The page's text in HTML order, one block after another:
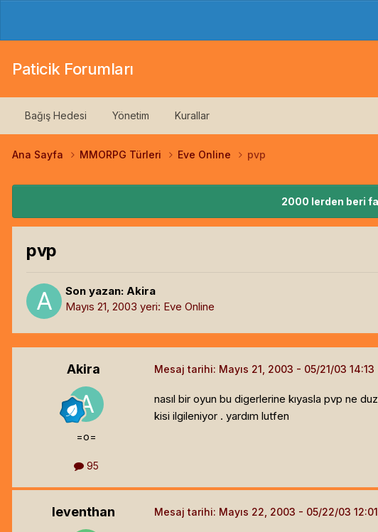
Paticik Forumları
Bağış Hedesi Yönetim Kurallar
Ana Sayfa MMORPG Türleri Eve Online pvp
2000 lerden beri
pvp
Son yazan: Akira
Mayıs 21, 2003 yeri: Eve Online
Akira
=o=
95
Mesaj tarihi: Mayıs 21, 2003
nasıl bir oyun bu digerlerine kıyasla pvp ne
kisi ilgileniyor . yardım lutfen
leventhan Mesaj tarihi: Mayıs 22, 2003